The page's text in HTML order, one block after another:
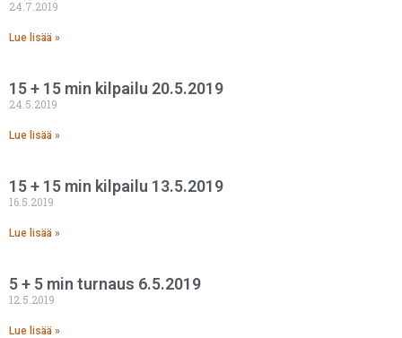
24.7.2019
Lue lisää »
15 + 15 min kilpailu 20.5.2019
24.5.2019
Lue lisää »
15 + 15 min kilpailu 13.5.2019
16.5.2019
Lue lisää »
5 + 5 min turnaus 6.5.2019
12.5.2019
Lue lisää »